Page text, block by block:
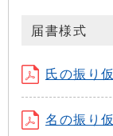
届書様式
氏の振り
名の振り